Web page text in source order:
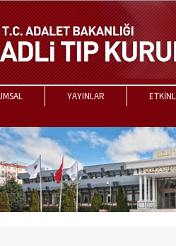
YAYINLAR